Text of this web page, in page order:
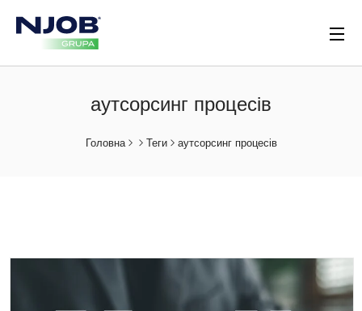
аутсорсинг процесів
Головна Теги аутсорсинг процесів